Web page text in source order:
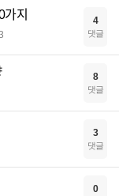
4
댓글
8
댓글
3
댓글
0